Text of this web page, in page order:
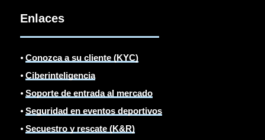
Enlaces
⦁Conozca a su cliente (KYC)
⦁Ciberinteligencia
⦁Soporte de entrada al mercado
⦁Seguridad en eventos deportivos
⦁Secuestro y rescate (K&R)